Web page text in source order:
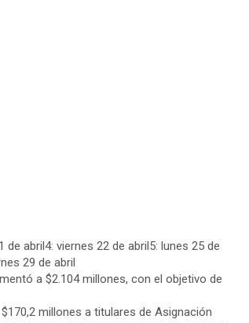
abril4: viernes 22 de abril5: lunes 25 de
29 de abril
a $2.104 millones, con el objetivo de
millones a titulares de Asignación